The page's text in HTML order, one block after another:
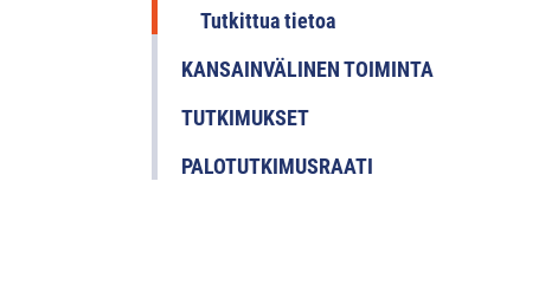
Tutkittua tietoa
KANSAINVÄLINEN TOIMINTA
TUTKIMUKSET
PALOTUTKIMUSRAATI